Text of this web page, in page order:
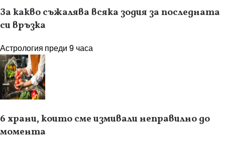
За какво съжалява всяка зодия за последната
си връзка
Астрология преди 9 часа
6 храни, които сме измивали неправилно до
момента